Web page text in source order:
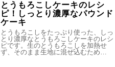
とうもろこしケーキのレシ
ピ！しっとり濃厚なパウンド
ケーキ
とうもろこしをたっぷり使った、しっ
とり濃厚なとうもろこしケーキのレシ
ピです。生のとうもろこしを加熱せ
ず、そのまま生地に混ぜ込むため…